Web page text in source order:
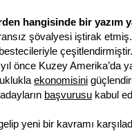
hangisinde bir yazım
şövalyesi iştirak etmiş.
çeşitlendirmiştir.
önce Kuzey Amerika’da
ekonomisini
başvurusu kabul
yeni bir kavramı